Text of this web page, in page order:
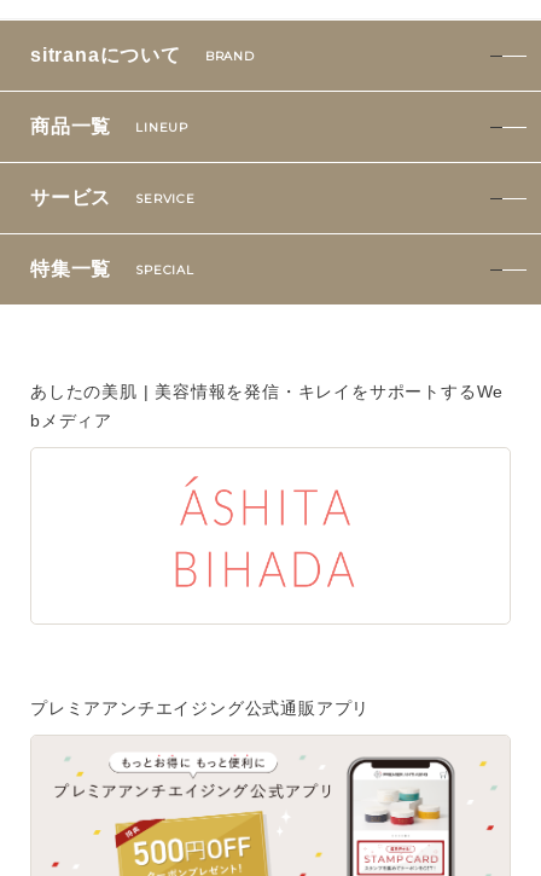
ご使用方法・ステップ
ベストコスメ受賞履歴
ご注文はフリーダイヤルでも承ります
0120-557-020
全日 9:00~18:00 ※年末年始を除く
sitranaについて BRAND
商品一覧 LINEUP
サービス SERVICE
特集一覧 SPECIAL
あしたの美肌 | 美容情報を発信・キレイをサポートするWe
bメディア
プレミアアンチエイジング公式通販アプリ